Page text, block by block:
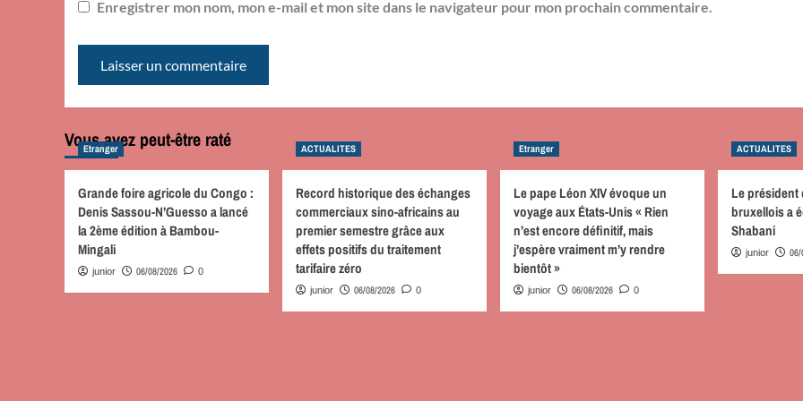
Enregistrer mon nom, mon e-mail et mon site dans le navigateur pour mon prochain commentaire.
Vous avez peut-être raté
Etranger
Grande foire agricole du Congo :
Denis Sassou-N’Guesso a lancé
la 2ème édition à Bambou-
Mingali
junior 06/08/2026 0
ACTUALITES
Record historique des échanges
commerciaux sino-africains au
premier semestre grâce aux
effets positifs du traitement
tarifaire zéro
junior 06/08/2026 0
Etranger
Le pape Léon XIV évoque un
voyage aux États-Unis « Rien
n’est encore définitif, mais
j’espère vraiment m’y rendre
bientôt »
junior 06/08/2026 0
ACTUALITES
Le président
bruxellois a
Shabani
junior 06/